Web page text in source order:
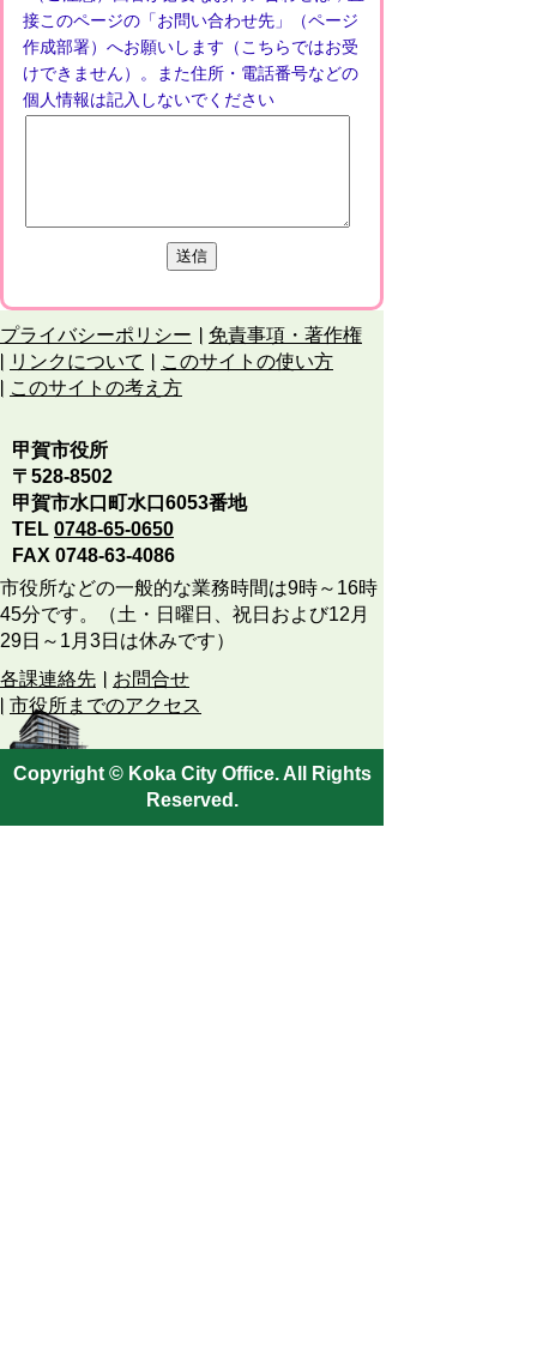
接このページの「お問い合わせ先」（ページ
作成部署）へお願いします（こちらではお受
けできません）。また住所・電話番号などの
個人情報は記入しないでください
プライバシーポリシー
免責事項・著作権
リンクについて
このサイトの使い方
このサイトの考え方
甲賀市役所
〒528-8502
甲賀市水口町水口6053番地
TEL 0748-65-0650
FAX 0748-63-4086
市役所などの一般的な業務時間は9時～16時
45分です。（土・日曜日、祝日および12月
29日～1月3日は休みです）
各課連絡先
お問合せ
市役所までのアクセス
Copyright © Koka City Office. All Rights
Reserved.